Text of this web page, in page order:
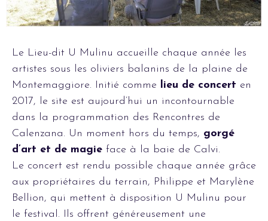
Le Lieu-dit U Mulinu accueille chaque année les
artistes sous les oliviers balanins de la plaine de
Montemaggiore. Initié comme lieu de concert en
2017, le site est aujourd’hui un incontournable
dans la programmation des Rencontres de
Calenzana. Un moment hors du temps, gorgé
d’art et de magie face à la baie de Calvi.
Le concert est rendu possible chaque année grâce
aux propriétaires du terrain, Philippe et Marylène
Bellion, qui mettent à disposition U Mulinu pour
le festival. Ils offrent généreusement une